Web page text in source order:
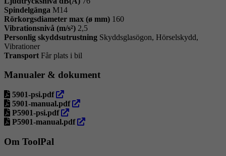
Spindelgänga M14
Rörkorgsdiameter max (ø mm) 160
Vibrationsnivå (m/s²) 2,5
Personlig skyddsutrustning Skyddsglasögon, Hörselskydd,
Vibrationer
Transport Får plats i bil
Manualer & dokument
5901-psi.pdf öppna
i
ny
flik
5901-manual.pdf öppna
ny
P5901-psi.pdf öppna
i
P5901-manual.pdf öppna
Om ToolPal